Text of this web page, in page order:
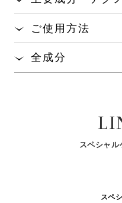
やさしく、かつ目
後の乾燥しやすい
※水添ポリイソブテン（エモリ
※1」が、天性の保
ご使用方法
って２層を混ぜ合
全成分
ン酸ＰＥＧ－１５グ
ａ、トコフェロール
スペシャ
スペ